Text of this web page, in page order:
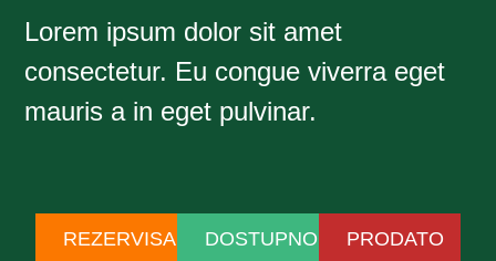
Lorem ipsum dolor sit amet
consectetur. Eu congue viverra eget
mauris a in eget pulvinar.
REZERVISANODOSTUPNO PRODATO